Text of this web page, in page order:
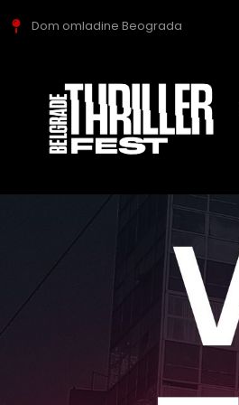
Dom omladine Beograda